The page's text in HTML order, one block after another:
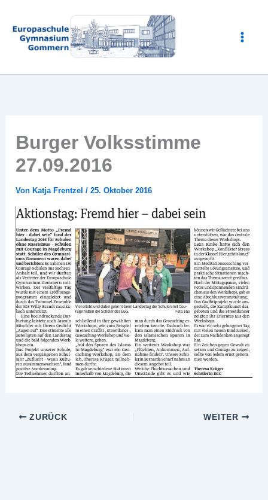
Inhalt
springen
Burger Volksstimme
27.09.2016
VonKatja Frentzel/25. Oktober 2016
ZURÜCK WEITER